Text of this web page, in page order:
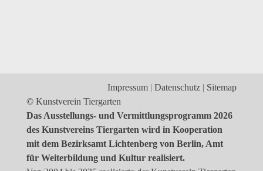
Impressum Datenschutz
Sitemap
© Kunstverein Tiergarten
Das Ausstellungs- und Vermittlungsprogramm 2026
des Kunstvereins Tiergarten wird in Kooperation
mit dem Bezirksamt Lichtenberg von Berlin, Amt
für Weiterbildung und Kultur realisiert.